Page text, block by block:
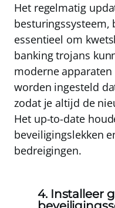
Het regelmatig
besturingssysteem,
essentieel om
banking trojans
moderne
worden ingesteld
zodat je altijd de
Het up-to-date
beveiligingslekken
bedreigingen.
4. Installeer